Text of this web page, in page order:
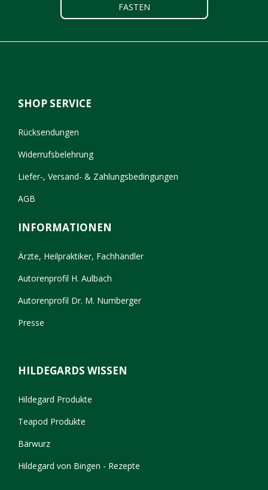
FASTEN
SHOP SERVICE
Rücksendungen
Widerrufsbelehrung
Liefer-, Versand- & Zahlungsbedingungen
AGB
INFORMATIONEN
Ärzte, Heilpraktiker, Fachhändler
Autorenprofil H. Aulbach
Autorenprofil Dr. M. Numberger
Presse
HILDEGARDS WISSEN
Hildegard Produkte
Teapod Produkte
Bärwurz
Hildegard von Bingen - Rezepte